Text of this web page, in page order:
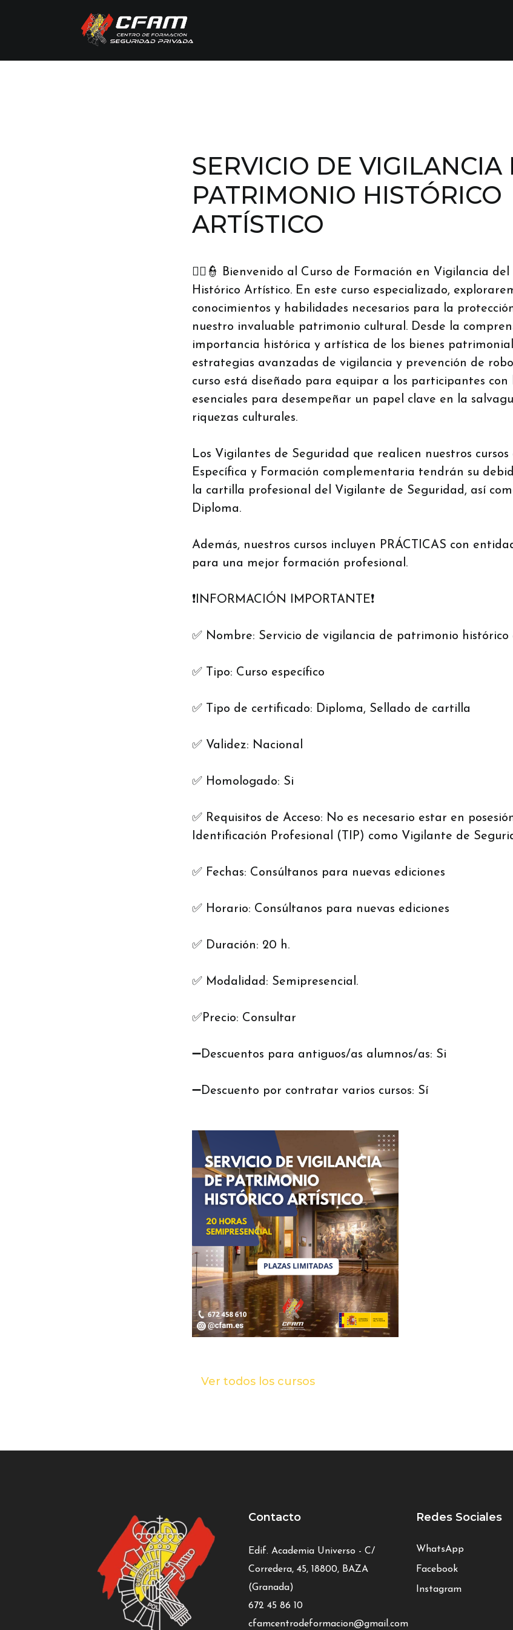
SERVICIO DE VIGILANCIA
PATRIMONIO HISTÓRICO
ARTÍSTICO
👮‍♂️👮 Bienvenido al Curso de Formación en Vigilancia
Histórico Artístico. En este curso especializado,
conocimientos y habilidades necesarios para la
nuestro invaluable patrimonio cultural. Desde la
importancia histórica y artística de los bienes
estrategias avanzadas de vigilancia y prevención de
curso está diseñado para equipar a los participantes con
esenciales para desempeñar un papel clave en la
riquezas culturales.
Los Vigilantes de Seguridad que realicen nuestros cursos
Específica y Formación complementaria tendrán su
la cartilla profesional del Vigilante de Seguridad, así
Diploma.
Además, nuestros cursos incluyen PRÁCTICAS con
para una mejor formación profesional.
❗️INFORMACIÓN IMPORTANTE❗️
✅ Nombre: Servicio de vigilancia de patrimonio histórico
✅ Tipo: Curso específico
✅ Tipo de certificado: Diploma, Sellado de cartilla
✅ Validez: Nacional
✅ Homologado: Si
✅ Requisitos de Acceso: No es necesario estar en
Identificación Profesional (TIP) como Vigilante de
✅ Fechas: Consúltanos para nuevas ediciones
✅ Horario: Consúltanos para nuevas ediciones
✅ Duración: 20 h.
✅ Modalidad: Semipresencial.
✅Precio: Consultar
➖Descuentos para antiguos/as alumnos/as: Si
➖Descuento por contratar varios cursos: Sí
Ver todos los cursos
Contacto
Edif. Academia Universo - C/
Corredera, 45, 18800, BAZA
(Granada)
672 45 86 10
cfamcentrodeformacion@gmail.com
Redes Sociales
WhatsApp
Facebook
Instagram